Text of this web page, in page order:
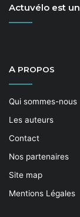
Actuvélo est
A PROPOS
Qui sommes-nous
Les auteurs
Contact
Nos partenaires
Site map
Mentions Légales